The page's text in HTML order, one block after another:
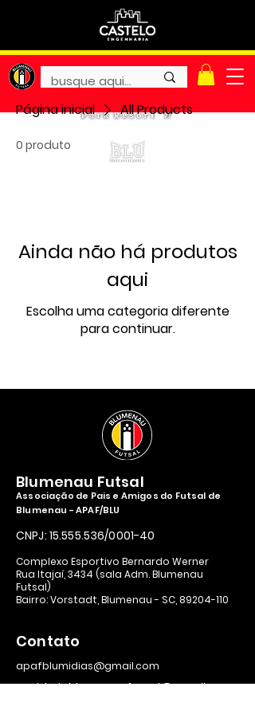
Página inicial All Products
0 produto
Ainda não há produtos
aqui
Escolha uma categoria diferente
para continuar.
Blumenau Futsal
Associação de Pais e Amigos do Futsal de
Blumenau - APAF/BLU
CNPJ: 15.555.536/0001-40
Complexo Esportivo Bernardo Werner
Rua Itajaí, 3434 (sala Adm. Blumenau
Futsal)
Bairro: Vorstadt, Blumenau - SC,89204-110
Contato
apafblumidias@gmail.com
ouvidoriablumenaufutsal@gmail.com